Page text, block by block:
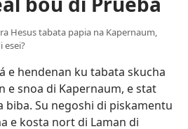
Hesus tabata papia na Kapernaum,
esei?
e hendenan ku tabata skucha
e snoa di Kapernaum, e stat
biba. Su negoshi di piskamentu
e kosta nort di ­Laman di